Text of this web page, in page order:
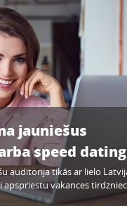
jauniešus
speed dating
auditorija tikās ar lielo
vakances